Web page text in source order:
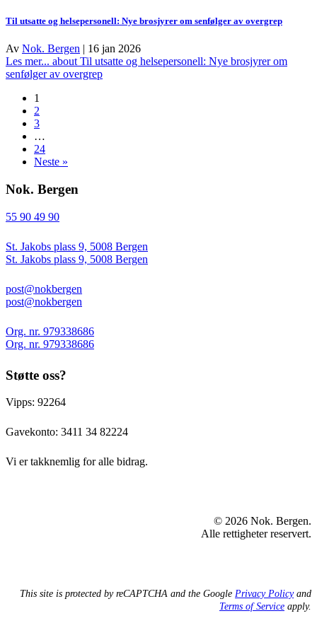
Til utsatte og helsepersonell: Nye brosjyrer om senfølger av overgrep
Av Nok. Bergen | 16 jan 2026
Les mer... about Til utsatte og helsepersonell: Nye brosjyrer om
senfølger av overgrep
1
2
3
…
24
Neste »
Nok. Bergen
55 90 49 90
St. Jakobs plass 9, 5008 Bergen
St. Jakobs plass 9, 5008 Bergen
post@nokbergen
post@nokbergen
Org. nr. 979338686
Org. nr. 979338686
Støtte oss?
Vipps: 92264
Gavekonto: 3411 34 82224
Vi er takknemlig for alle bidrag.
© 2026 Nok. Bergen.
Alle rettigheter reservert.
This site is protected by reCAPTCHA and the Google Privacy Policyand
Terms of Service apply.